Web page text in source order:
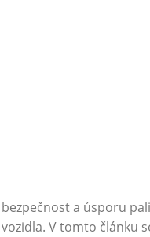
a úsporu
V tomto článku